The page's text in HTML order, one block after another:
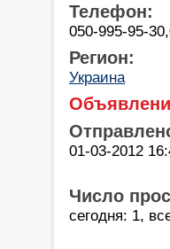
Телефон:
050-995-95-
Регион:
Украина
01-03-2012
Число
сегодня: 1,